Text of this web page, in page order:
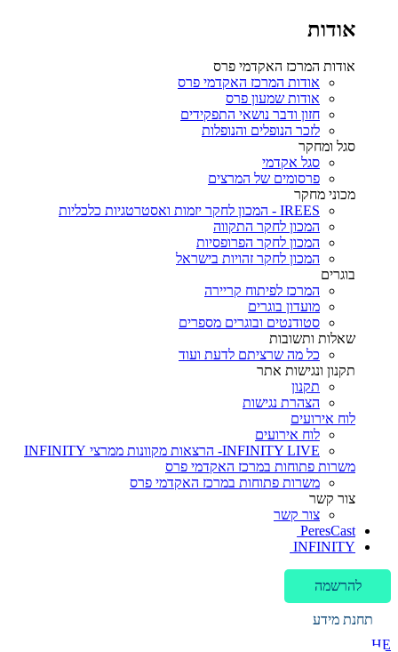
אודות
אודות המרכז האקדמי פרס
אודות המרכז האקדמי פרס
אודות שמעון פרס
חזון ודבר נושאי התפקידים
לזכר הנופלים והנופלות
סגל ומחקר
סגל אקדמי
פרסומים של המרצים
מכוני מחקר
IREES - המכון לחקר יזמות ואסטרטגיות כלכליות
המכון לחקר התקווה
המכון לחקר הפרופסיות
המכון לחקר זהויות בישראל
בוגרים
המרכז לפיתוח קריירה
מועדון בוגרים
סטודנטים ובוגרים מספרים
שאלות ותשובות
כל מה שרציתם לדעת ועוד
תקנון ונגישות אתר
תקנון
הצהרת נגישות
לוח אירועים
לוח אירועים
INFINITY LIVE- הרצאות מקוונות ממרצי INFINITY
משרות פתוחות במרכז האקדמי פרס
משרות פתוחות במרכז האקדמי פרס
צור קשר
צור קשר
PeresCast
INFINITY
להרשמה
תחנת מידע
HE